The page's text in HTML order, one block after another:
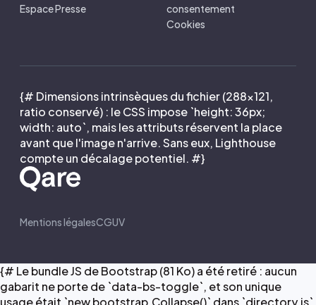
Espace Presse
consentement
Cookies
{# Dimensions intrinsèques du fichier (288×121,
ratio conservé) : le CSS impose `height: 36px;
width: auto`, mais les attributs réservent la place
avant que l'image n'arrive. Sans eux, Lighthouse
compte un décalage potentiel. #}
Mentions légalesCGUV
{# Le bundle JS de Bootstrap (81 Ko) a été retiré : aucun
gabarit ne porte de `data-bs-toggle`, et son unique
usage était `new bootstrap.Collapse()` dans `directory.js`